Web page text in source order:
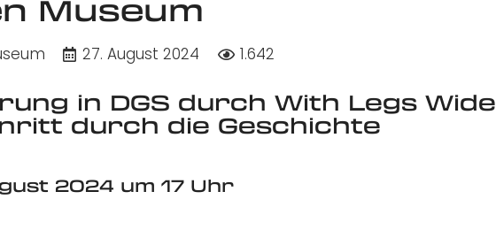
Museum
27. August 2024 1.642
in DGS durch With Legs Wide
durch die Geschichte
2024 um 17 Uhr